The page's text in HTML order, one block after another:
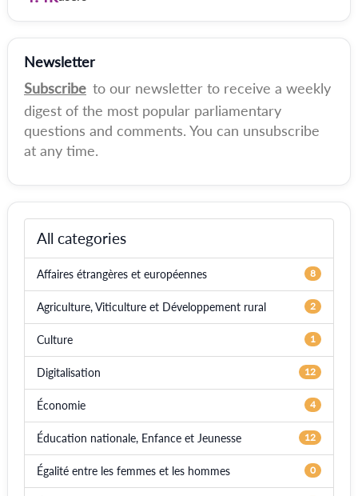
Newsletter
Subscribe to our newsletter to receive a weekly
digest of the most popular parliamentary
questions and comments. You can unsubscribe
at any time.
All categories
Affaires étrangères et européennes 8
Agriculture, Viticulture et Développement rural 2
Culture 1
Digitalisation 12
Économie 4
Éducation nationale, Enfance et Jeunesse 12
Égalité entre les femmes et les hommes 0